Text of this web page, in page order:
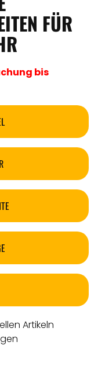
FÜR
bis
Artikeln